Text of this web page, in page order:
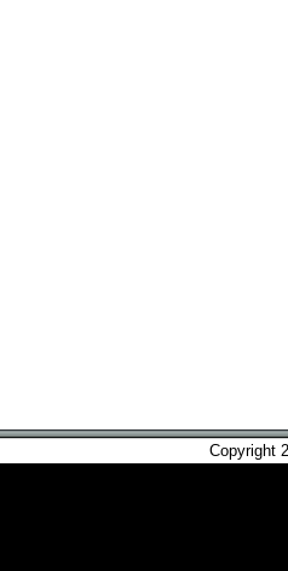
Copyright